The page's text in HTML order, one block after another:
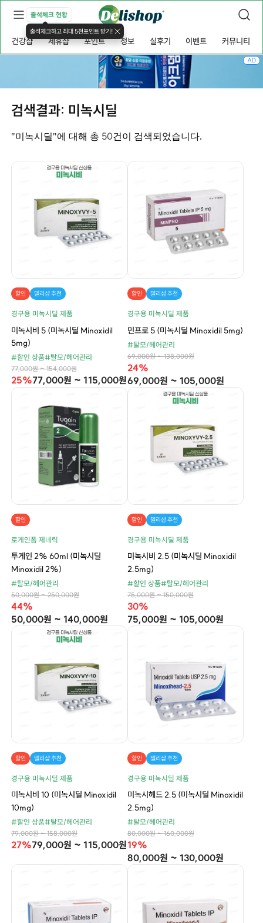
출석체크 현황
출석체크하고 최대 5천포인트 받기!
건강샵 제휴샵 포인트 정보 실후기 이벤트 커뮤니티
검색결과: 미녹시딜
"미녹시딜"에 대해 총 50건이 검색되었습니다.
할인 델리샵 추천
경구용 미녹시딜 제품
미녹시비 5 (미녹시딜 Minoxidil
5mg)
#할인 상품#탈모/헤어관리
77,000원 ~ 154,000원
25%77,000원 ~ 115,000원
할인 델리샵 추천
경구용 미녹시딜 제품
민프로 5 (미녹시딜 Minoxidil 5mg)
#탈모/헤어관리
69,000원 ~ 138,000원
24%
69,000원 ~ 105,000원
할인
로게인폼 제네릭
투게인 2% 60ml (미녹시딜
Minoxidil 2%)
#탈모/헤어관리
50,000원 ~ 250,000원
44%
50,000원 ~ 140,000원
할인 델리샵 추천
경구용 미녹시딜 제품
미녹시비 2.5 (미녹시딜 Minoxidil
2.5mg)
#할인 상품#탈모/헤어관리
75,000원 ~ 150,000원
30%
75,000원 ~ 105,000원
할인 델리샵 추천
경구용 미녹시딜 제품
미녹시비 10 (미녹시딜 Minoxidil
10mg)
#할인 상품#탈모/헤어관리
79,000원 ~ 158,000원
27%79,000원 ~ 115,000원
할인 델리샵 추천
경구용 미녹시딜 제품
미녹시헤드 2.5 (미녹시딜 Minoxidil
2.5mg)
#탈모/헤어관리
80,000원 ~ 160,000원
19%
80,000원 ~ 130,000원
AD